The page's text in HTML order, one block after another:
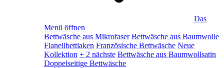
Das
Menü öffnen
Bettwäsche aus Mikrofaser Bettwäsche aus Baumwolle
Flanellbettlaken Französische Bettwäsche Neue
Kollektion + 2 nächste Bettwäsche aus Baumwollsatin
Doppelseitige Bettwäsche